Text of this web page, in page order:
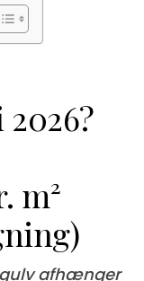
m²
afhænger